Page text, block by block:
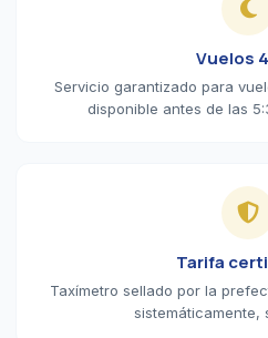
Vuelos
Servicio garantizado para
disponible antes de las
Tarifa
Taxímetro sellado por la
sistemáticamente,